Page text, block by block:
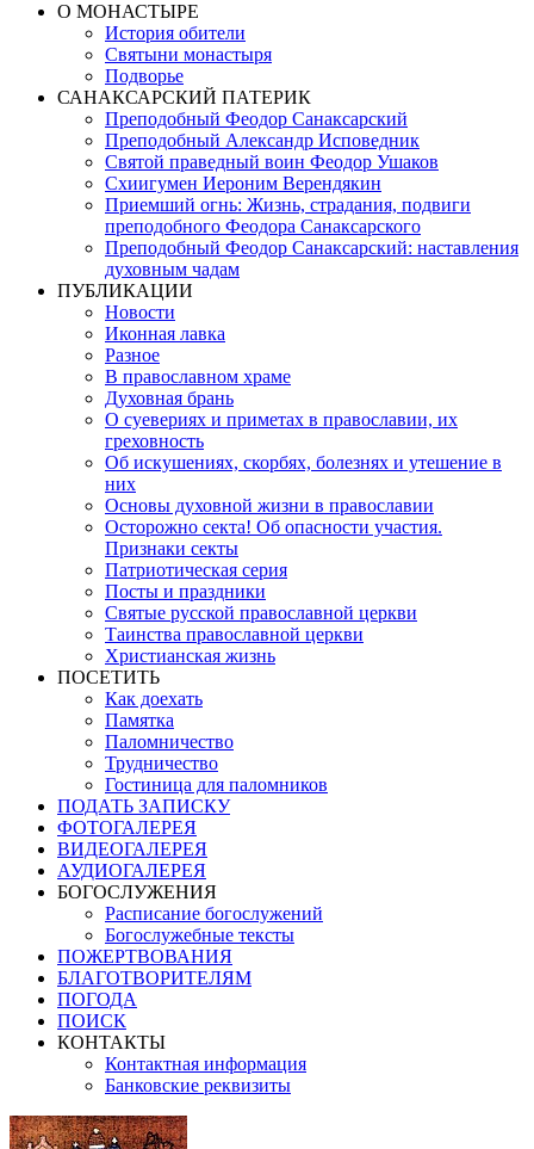
О МОНАСТЫРЕ
История обители
Святыни монастыря
Подворье
САНАКСАРСКИЙ ПАТЕРИК
Преподобный Феодор Санаксарский
Преподобный Александр Исповедник
Святой праведный воин Феодор Ушаков
Схиигумен Иероним Верендякин
Приемший огнь: Жизнь, страдания, подвиги
преподобного Феодора Санаксарского
Преподобный Феодор Санаксарский: наставления
духовным чадам
ПУБЛИКАЦИИ
Новости
Иконная лавка
Разное
В православном храме
Духовная брань
О суевериях и приметах в православии, их
греховность
Об искушениях, скорбях, болезнях и утешение в
них
Основы духовной жизни в православии
Осторожно секта! Об опасности участия.
Признаки секты
Патриотическая серия
Посты и праздники
Святые русской православной церкви
Таинства православной церкви
Христианская жизнь
ПОСЕТИТЬ
Как доехать
Памятка
Паломничество
Трудничество
Гостиница для паломников
ПОДАТЬ ЗАПИСКУ
ФОТОГАЛЕРЕЯ
ВИДЕОГАЛЕРЕЯ
АУДИОГАЛЕРЕЯ
БОГОСЛУЖЕНИЯ
Расписание богослужений
Богослужебные тексты
ПОЖЕРТВОВАНИЯ
БЛАГОТВОРИТЕЛЯМ
ПОГОДА
ПОИСК
КОНТАКТЫ
Контактная информация
Банковские реквизиты